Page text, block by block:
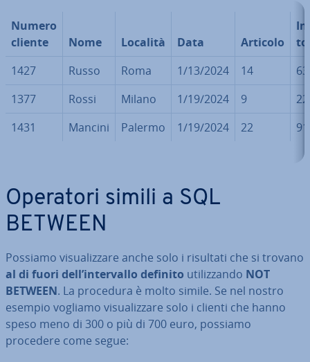
Numero
cliente
Nome Località Data Articolo
1427
Russo Roma 1/13/2024 14
1377
Rossi Milano 1/19/2024 9
1431
Mancini Palermo 1/19/2024 22
Operatori simili a SQL
BETWEEN
Possiamo vi­sua­liz­za­re anche solo i risultati che si trovano
al di fuori dell’in­ter­val­lo definito uti­liz­zan­do NOT
BETWEEN. La procedura è molto simile. Se nel nostro
esempio vogliamo vi­sua­liz­za­re solo i clienti che hanno
speso meno di 300 o più di 700 euro, possiamo
procedere come segue: